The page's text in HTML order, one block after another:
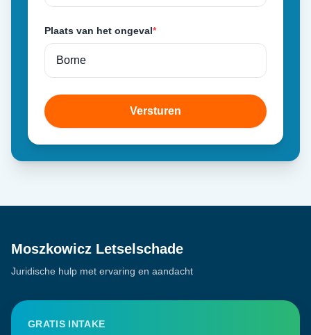
Plaats van het ongeval*
Versturen
Moszkowicz Letselschade
Juridische hulp met ervaring en aandacht
GRATIS INTAKE